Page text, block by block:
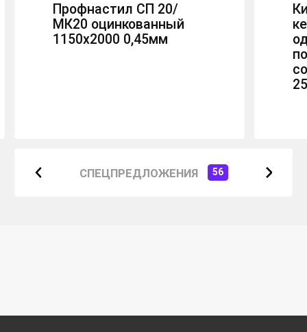
СПЕЦПРЕДЛОЖЕНИЯ 56
Профнастил СП 20/
МК20 оцинкованный
1150х2000 0,45мм